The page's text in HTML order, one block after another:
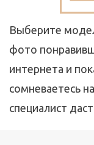
Выберите
фото
интернета и
сомневаетесь
специалист